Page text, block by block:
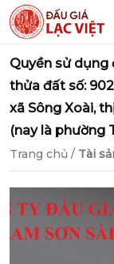
Quyền sử dụng
thửa đất số:
xã Sông Xoài,
(nay là phường
Trang chủ / Tài